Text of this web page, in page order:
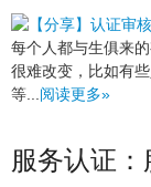
每个人都与生俱来
很难改变，比如有
等...阅读更多»
服务认证